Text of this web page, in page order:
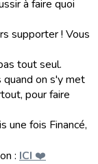
à faire quoi
supporter ! Vous
tout seul.
on s'y met
pour faire
une fois Financé,
: ICI ❤️